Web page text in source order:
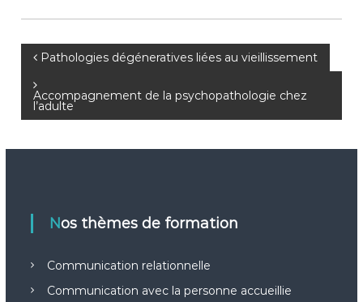
N
a
g
a
t
Pathologies dégéneratives liées au vieillissement
Accompagnement de la psychopathologie chez
l’adulte
Nos thèmes de formation
Communication relationnelle
Communication avec la personne accueillie